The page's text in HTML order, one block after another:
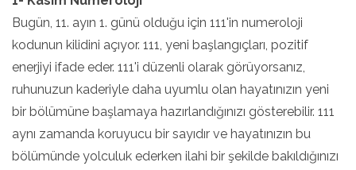
Bugün, 11. ayın 1. günü olduğu için 111'in numeroloji
kodunun kilidini açıyor. 111, yeni başlangıçları, pozitif
enerjiyi ifade eder. 111'i düzenli olarak görüyorsanız,
ruhunuzun kaderiyle daha uyumlu olan hayatınızın yeni
bir bölümüne başlamaya hazırlandığınızı gösterebilir. 111
aynı zamanda koruyucu bir sayıdır ve hayatınızın bu
bölümünde yolculuk ederken ilahi bir şekilde bakıldığınızı